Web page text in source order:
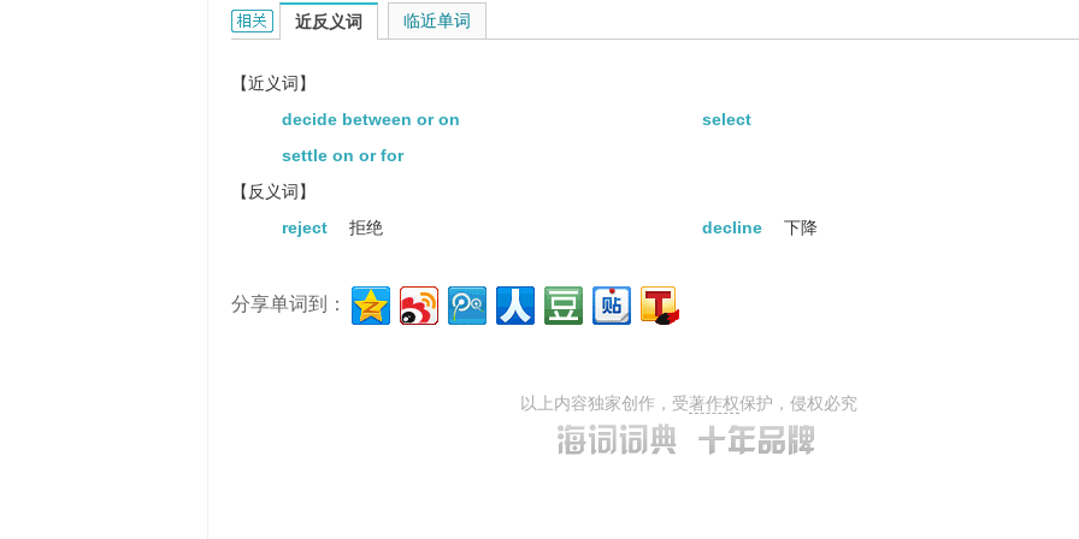
choose的相关资料：
近反义词
【近义词】
decide between or on
select
settle on or for
【反义词】
reject
拒绝 decline 下降
临近单词
分享单词到：
以上内容独家创作，受著作权保护，侵权必究